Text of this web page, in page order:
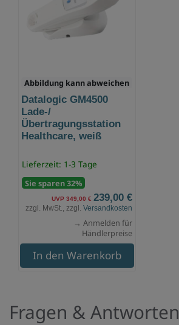
Abbildung kann abweichen
Datalogic GM4500
Lade-/
Übertragungsstation
Healthcare, weiß
Lieferzeit: 1-3 Tage
Sie sparen 32%
UVP 349,00 € 239,00 €
zzgl. MwSt., zzgl. Versandkosten
→ Anmelden für
Händlerpreise
In den Warenkorb
Fragen & Antworten